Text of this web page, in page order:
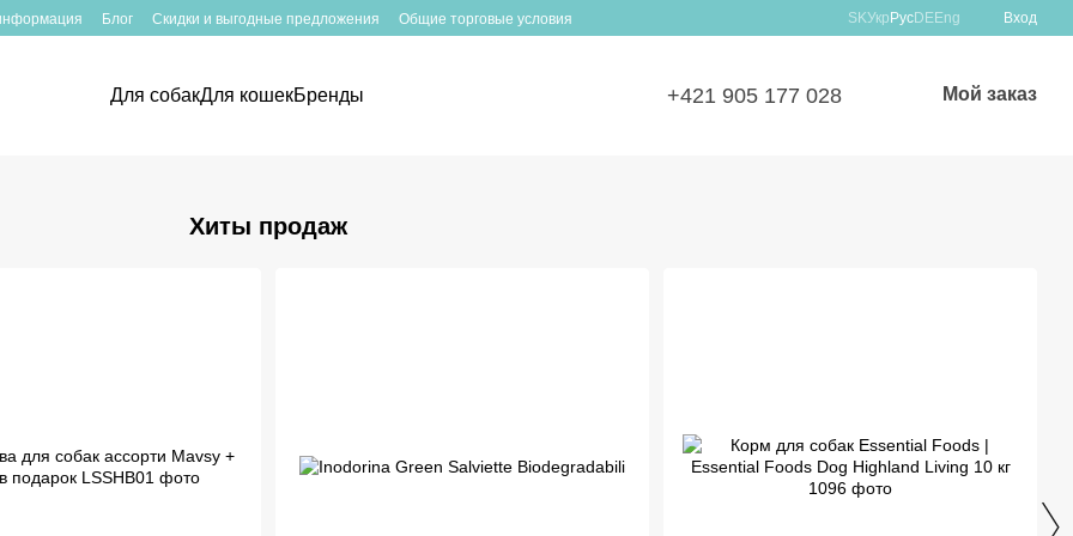
Блог Скидки и выгодные предложения Общие торговые условия SKУкр РусDEEng Вход
Для собакДля кошекБренды +421 905 177 028 Мой заказ
Хиты продаж